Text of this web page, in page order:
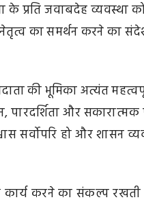
के प्रति जवाबदेह व्यवस्था
का समर्थन करने का
की भूमिका अत्यंत
और सकारात्मक
सर्वोपरि हो और शासन
कार्य करने का संकल्प रखती